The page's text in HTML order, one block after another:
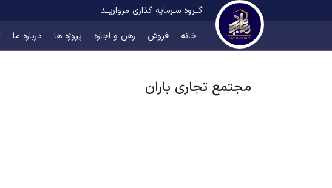
گــروه سـرمایه گذاری مرواریــد
خانه
فروش رهن و اجاره پروژه ها درباره ما
مجتمع تجاری باران